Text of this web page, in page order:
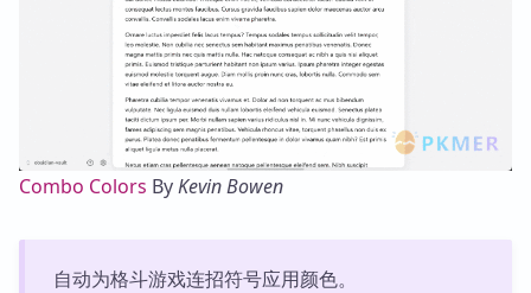
Combo Colors ByKevin Bowen
自动为格斗游戏连招符号应用颜色。